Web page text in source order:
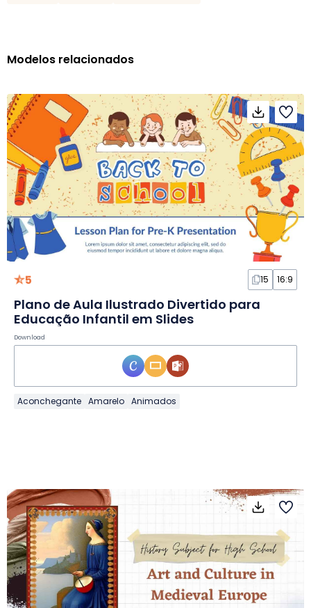
Modelos relacionados
5 15 16:9
Plano de Aula Ilustrado Divertido para
Educação Infantil em Slides
Download
Aconchegante Amarelo Animados